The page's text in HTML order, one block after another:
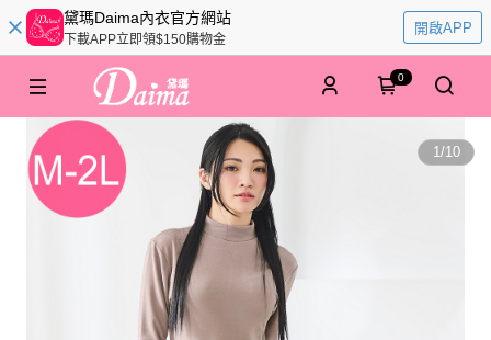
黛瑪Daima內衣官方網站
下載APP立即領$150購物金
開啟APP
0
1/10